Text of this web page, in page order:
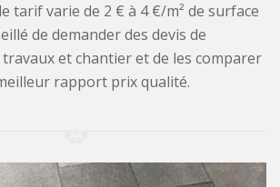
tarif varie de 2 € à 4 €/m² de surface
de demander des devis de
et chantier et de les comparer
rapport prix qualité.